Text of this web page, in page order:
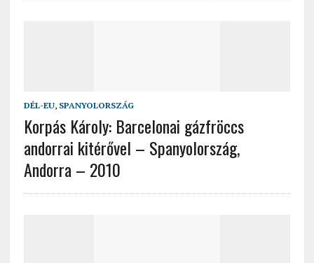
DÉL-EU, SPANYOLORSZÁG
Korpás Károly: Barcelonai gázfröccs
andorrai kitérővel – Spanyolország,
Andorra – 2010